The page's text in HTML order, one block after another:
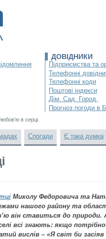
ДОВІДНИКИ
Підприємства та
Телефонні
Телефонні коди
Поштові індекси
Дім. Сад. Город.
Прогноз погоди в
в серці
Спогади Є така думка
Миколу Федоровича та
нашого району та
він ставиться до природи.
всі знають: якщо
вислів – «Я світ би